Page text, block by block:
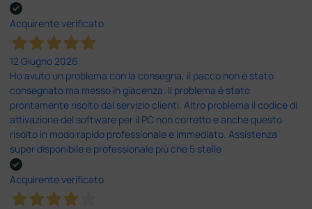
Acquirente verificato
12 Giugno 2026
Ho avuto un problema con la consegna, il pacco non è stato
consegnato ma messo in giacenza. Il problema è stato
prontamente risolto dal servizio clienti. Altro problema il codice di
attivazione del software per il PC non corretto e anche questo
risolto in modo rapido professionale e immediato. Assistenza
super disponibile e professionale più che 5 stelle
Acquirente verificato